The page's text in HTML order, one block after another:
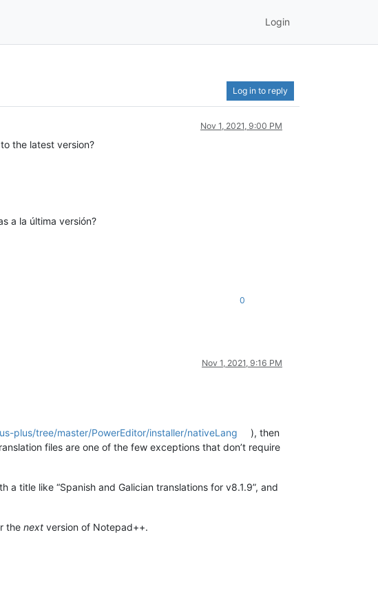
Login
Log in to reply
Nov 1, 2021, 9:00 PM
the latest version?
a la última versión?
0
Nov 1, 2021, 9:16 PM
plus/tree/master/PowerEditor/installer/nativeLang
), then
files are one of the few exceptions that don’t require
a title like “Spanish and Galician translations for v8.1.9”, and
the next version of Notepad++.